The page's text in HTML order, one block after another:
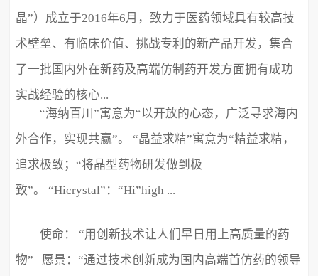
晶”）成立于2016年6月，致力于医药领域具有较高技
术壁垒、有临床价值、挑战专利的新产品开发，集合
了一批国内外在新药及高端仿制药开发方面拥有成功
实战经验的核心...
“海纳百川”寓意为“以开放的心态，广泛寻求海内
外合作，实现共赢”。 “晶益求精”寓意为“精益求精，
追求极致；“将晶型药物研发做到极
致”。 “Hicrystal”：“Hi”high ...
使命： “用创新技术让人们早日用上高质量的药
物” 愿景：“通过技术创新成为国内高端首仿药的领导